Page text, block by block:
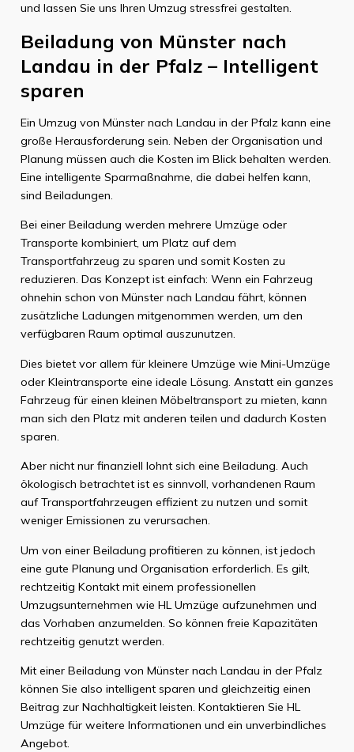
und lassen Sie uns Ihren Umzug stressfrei gestalten.
Beiladung von Münster nach
Landau in der Pfalz – Intelligent
sparen
Ein Umzug von Münster nach Landau in der Pfalz kann eine
große Herausforderung sein. Neben der Organisation und
Planung müssen auch die Kosten im Blick behalten werden.
Eine intelligente Sparmaßnahme, die dabei helfen kann,
sind Beiladungen.
Bei einer Beiladung werden mehrere Umzüge oder
Transporte kombiniert, um Platz auf dem
Transportfahrzeug zu sparen und somit Kosten zu
reduzieren. Das Konzept ist einfach: Wenn ein Fahrzeug
ohnehin schon von Münster nach Landau fährt, können
zusätzliche Ladungen mitgenommen werden, um den
verfügbaren Raum optimal auszunutzen.
Dies bietet vor allem für kleinere Umzüge wie Mini-Umzüge
oder Kleintransporte eine ideale Lösung. Anstatt ein ganzes
Fahrzeug für einen kleinen Möbeltransport zu mieten, kann
man sich den Platz mit anderen teilen und dadurch Kosten
sparen.
Aber nicht nur finanziell lohnt sich eine Beiladung. Auch
ökologisch betrachtet ist es sinnvoll, vorhandenen Raum
auf Transportfahrzeugen effizient zu nutzen und somit
weniger Emissionen zu verursachen.
Um von einer Beiladung profitieren zu können, ist jedoch
eine gute Planung und Organisation erforderlich. Es gilt,
rechtzeitig Kontakt mit einem professionellen
Umzugsunternehmen wie HL Umzüge aufzunehmen und
das Vorhaben anzumelden. So können freie Kapazitäten
rechtzeitig genutzt werden.
Mit einer Beiladung von Münster nach Landau in der Pfalz
können Sie also intelligent sparen und gleichzeitig einen
Beitrag zur Nachhaltigkeit leisten. Kontaktieren Sie HL
Umzüge für weitere Informationen und ein unverbindliches
Angebot.